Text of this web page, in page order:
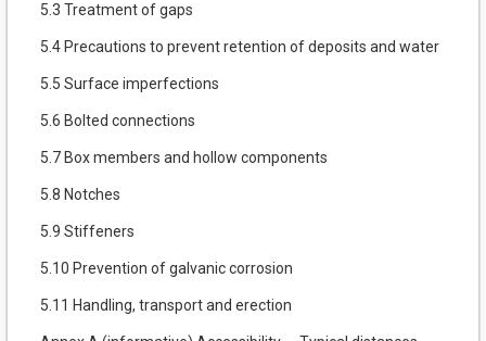
5.3 Treatment of gaps
5.4 Precautions to prevent retention of deposits and water
5.5 Surface imperfections
5.6 Bolted connections
5.7 Box members and hollow components
5.8 Notches
5.9 Stiffeners
5.10 Prevention of galvanic corrosion
5.11 Handling, transport and erection